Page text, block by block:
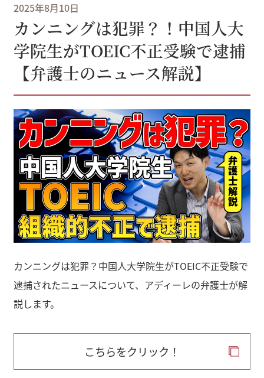
2025年8月10日
カンニングは犯罪？！中国人大
学院生がTOEIC不正受験で逮捕
【弁護士のニュース解説】
カンニングは犯罪？中国人大学院生がTOEIC不正受験で
逮捕されたニュースについて、アディーレの弁護士が解
説します。
こちらをクリック！